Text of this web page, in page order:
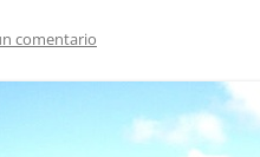
comentario